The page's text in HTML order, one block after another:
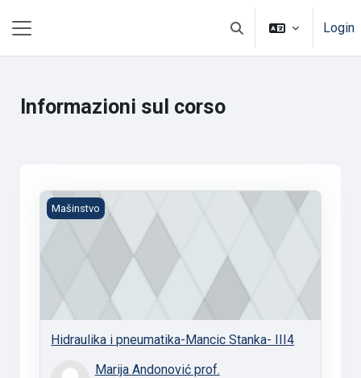
Attiva/disattiva input
Login
Informazioni sul corso
Hidraulika i pneumatika-Mancic Stanka- III4
Mašinstvo
Hidraulika i pneumatika-Mancic Stanka- III4
Marija Andonović prof.